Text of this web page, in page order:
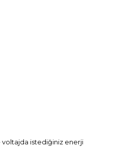
voltajda istediğiniz enerji